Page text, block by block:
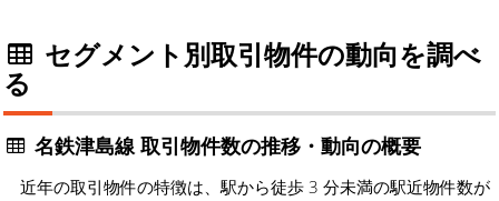
セグメント別取引物件の動向を調べ
る
名鉄津島線 取引物件数の推移・動向の概要
近年の取引物件の特徴は、駅から徒歩 3 分未満の駅近物件数が